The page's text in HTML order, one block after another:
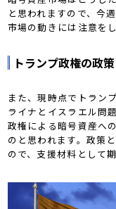
と思われますので、今
市場の動きには注意を
トランプ政権の政
また、現時点でトラン
ライナとイスラエル問
政権による暗号資産へ
のと思われます。政策
ので、支援材料として